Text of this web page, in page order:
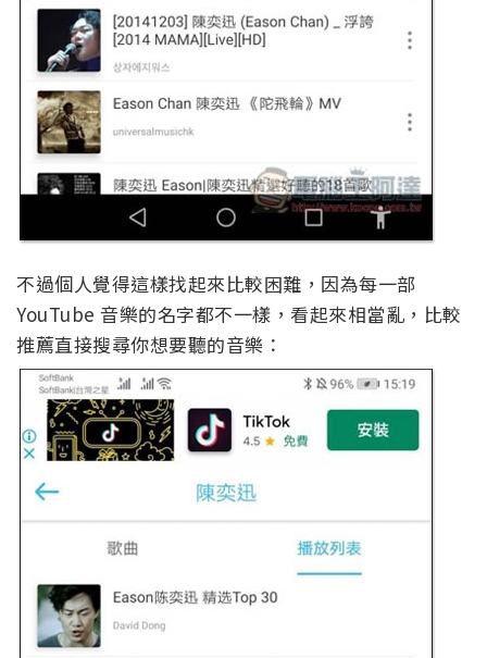
不過個人覺得這樣找起來比較困難，因為每一部
YouTube 音樂的名字都不一樣，看起來相當亂，比較
推薦直接搜尋你想要聽的音樂：